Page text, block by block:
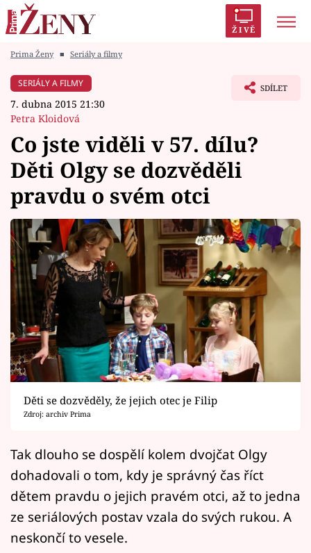
ŽIVĚ
Módní alarm
Témata
Celebrity
Vztahy
Seriály
Horoskopy
Sledujte prima+
Filmový festival Karlovy Vary
Pořady
Mámy sobě
Přihlášení
Sledujte nás
Prima Ženy ■ Seriály a filmy
SERIÁLY A FILMY
7. dubna 2015 21:30
Petra Kloidová
SDÍLET
Co jste viděli v 57. dílu?
Děti Olgy se dozvěděli
pravdu o svém otci
Děti se dozvěděly, že jejich otec je Filip
Zdroj: archiv Prima
Tak dlouho se dospělí kolem dvojčat Olgy
dohadovali o tom, kdy je správný čas říct
dětem pravdu o jejich pravém otci, až to jedna
ze seriálových postav vzala do svých rukou. A
neskončí to vesele.